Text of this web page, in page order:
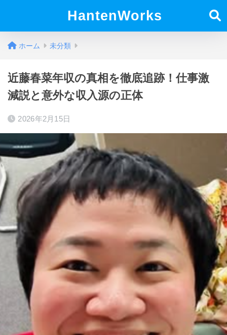
HantenWorks
ホーム 未分類
近藤春菜年収の真相を徹底追跡！仕事激
減説と意外な収入源の正体
2026年2月15日